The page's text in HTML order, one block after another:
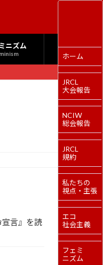
ニズム
言』を読
ホーム
JRCL
大会報告
NCIW
総会報告
JRCL
規約
私たちの
視点・主張
エコ
社会主義
フェミ
ニズム